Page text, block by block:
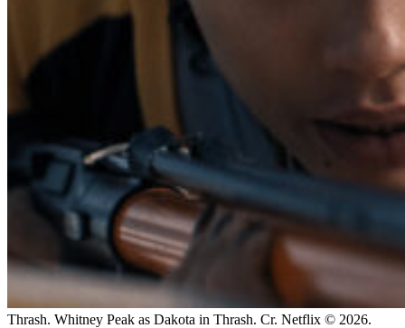
Thrash. Whitney Peak as Dakota in Thrash. Cr. Netflix © 2026.